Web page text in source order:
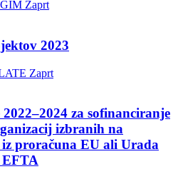
Zaprt
2023
Zaprt
za sofinanciranje
izbranih na
proračuna EU ali Urada
EFTA